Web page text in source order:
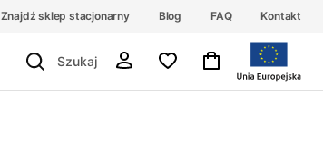
Znajdź sklep stacjonarny Blog FAQ Kontakt